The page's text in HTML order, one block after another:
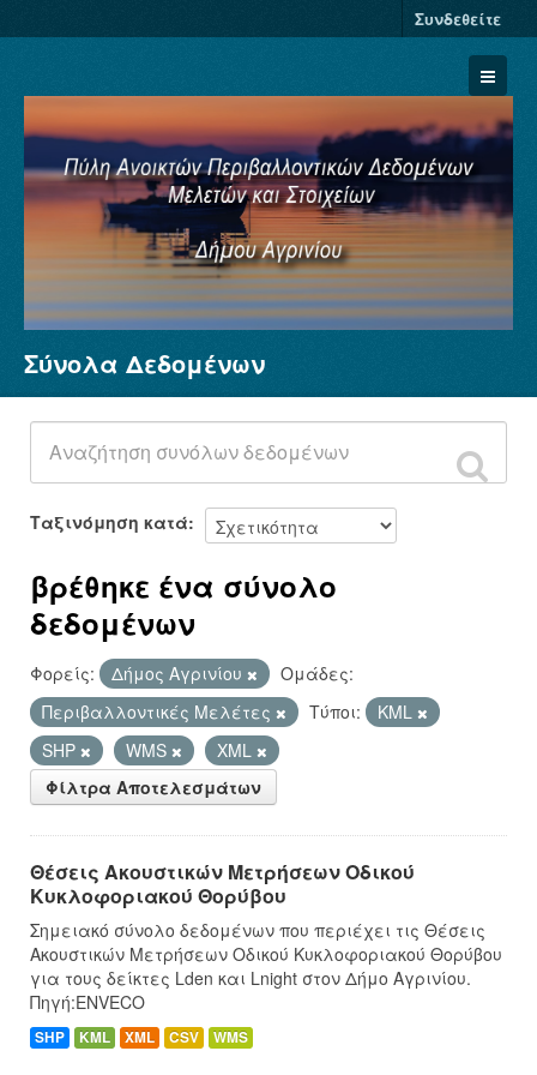
Συνδεθείτε
Σύνολα Δεδομένων
Φορείς
Ομάδες
Σχετικά
Σύνολα Δεδομένων
Ταξινόμηση κατά
βρέθηκε ένα σύνολο
δεδομένων
Φορείς: Δήμος Αγρινίου
Ομάδες:
Περιβαλλοντικές Μελέτες
Τύποι:
KML
SHP
WMS
XML
Φίλτρα Αποτελεσμάτων
Θέσεις Ακουστικών Μετρήσεων Οδικού
Κυκλοφοριακού Θορύβου
Σημειακό σύνολο δεδομένων που περιέχει τις Θέσεις
Ακουστικών Μετρήσεων Οδικού Κυκλοφοριακού Θορύβου
για τους δείκτες Lden και Lnight στον Δήμο Αγρινίου.
Πηγή:ENVECO
SHP KML XML CSV WMS